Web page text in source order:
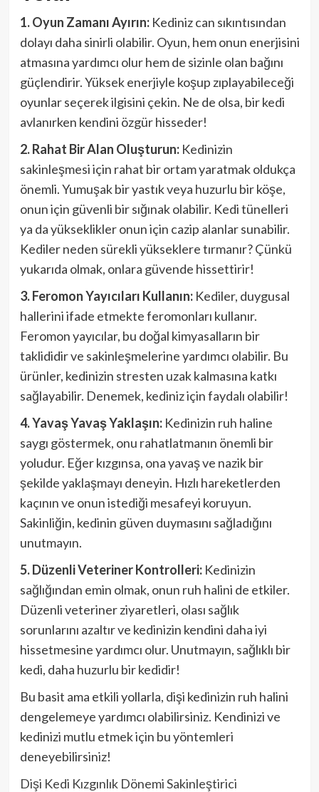
1. Oyun Zamanı Ayırın:Kediniz can sıkıntısından
dolayı daha sinirli olabilir. Oyun, hem onun enerjisini
atmasına yardımcı olur hem de sizinle olan bağını
güçlendirir. Yüksek enerjiyle koşup zıplayabileceği
oyunlar seçerek ilgisini çekin. Ne de olsa, bir kedi
avlanırken kendini özgür hisseder!
2. Rahat Bir Alan Oluşturun:Kedinizin
sakinleşmesi için rahat bir ortam yaratmak oldukça
önemli. Yumuşak bir yastık veya huzurlu bir köşe,
onun için güvenli bir sığınak olabilir. Kedi tünelleri
ya da yükseklikler onun için cazip alanlar sunabilir.
Kediler neden sürekli yükseklere tırmanır? Çünkü
yukarıda olmak, onlara güvende hissettirir!
3. Feromon Yayıcıları Kullanın:Kediler, duygusal
hallerini ifade etmekte feromonları kullanır.
Feromon yayıcılar, bu doğal kimyasalların bir
taklididir ve sakinleşmelerine yardımcı olabilir. Bu
ürünler, kedinizin stresten uzak kalmasına katkı
sağlayabilir. Denemek, kediniz için faydalı olabilir!
4. Yavaş Yavaş Yaklaşın:Kedinizin ruh haline
saygı göstermek, onu rahatlatmanın önemli bir
yoludur. Eğer kızgınsa, ona yavaş ve nazik bir
şekilde yaklaşmayı deneyin. Hızlı hareketlerden
kaçının ve onun istediği mesafeyi koruyun.
Sakinliğin, kedinin güven duymasını sağladığını
unutmayın.
5. Düzenli Veteriner Kontrolleri:Kedinizin
sağlığından emin olmak, onun ruh halini de etkiler.
Düzenli veteriner ziyaretleri, olası sağlık
sorunlarını azaltır ve kedinizin kendini daha iyi
hissetmesine yardımcı olur. Unutmayın, sağlıklı bir
kedi, daha huzurlu bir kedidir!
Bu basit ama etkili yollarla, dişi kedinizin ruh halini
dengelemeye yardımcı olabilirsiniz. Kendinizi ve
kedinizi mutlu etmek için bu yöntemleri
deneyebilirsiniz!
Dişi Kedi Kızgınlık Dönemi Sakinleştirici